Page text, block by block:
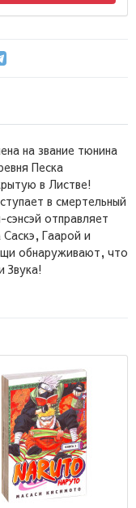
на звание тюнина
Песка
в Листве!
в смертельный
отправляет
Гаарой и
обнаруживают, что
Звука!